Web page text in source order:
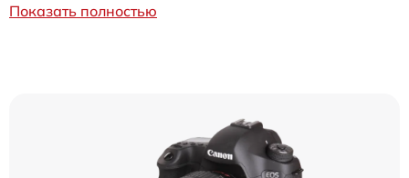
Показать полностью